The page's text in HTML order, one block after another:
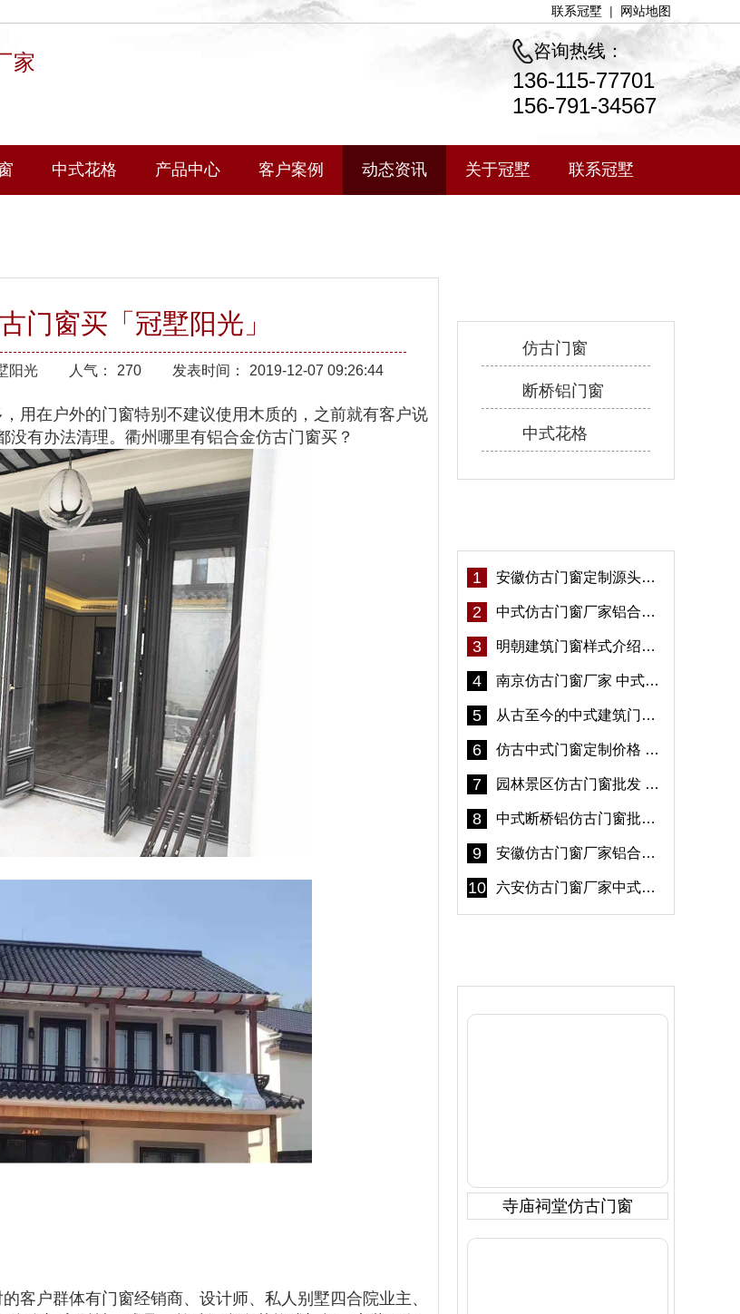
联系冠墅 | 网站地图
家 咨询热线：
136-115-77701
156-791-34567
中式花格 产品中心 客户案例 动态资讯 关于冠墅 联系冠墅
门窗买「冠墅阳光」
阳光 人气： 270 发表时间： 2019-12-07 09:26:44
用在户外的门窗特别不建议使用木质的，之前就有客户说
有办法清理。衢州哪里有铝合金仿古门窗买？
客户群体有门窗经销商、设计师、私人别墅四合院业主、
仿古门窗
断桥铝门窗
中式花格
1 安徽仿古门窗定制源头厂家 好打理免维护-冠墅阳光
2 中式仿古门窗厂家铝合金仿古门窗定制 5年质保
3 明朝建筑门窗样式介绍——冠墅阳光
4 南京仿古门窗厂家 中式仿古门窗定制 节能防水
5 从古至今的中式建筑门窗到底有多美「冠墅阳光」
6 仿古中式门窗定制价格 铝合金仿古门窗报价
7 园林景区仿古门窗批发 铝合金仿古门窗采购-冠墅阳光
8 中式断桥铝仿古门窗批发 冠墅阳光仿古门窗 6000平米实体工厂
9 安徽仿古门窗厂家铝合金仿古门窗批发 免费设计出货快
10 六安仿古门窗厂家中式仿古门窗制作 6000平米源头厂家
寺庙祠堂仿古门窗